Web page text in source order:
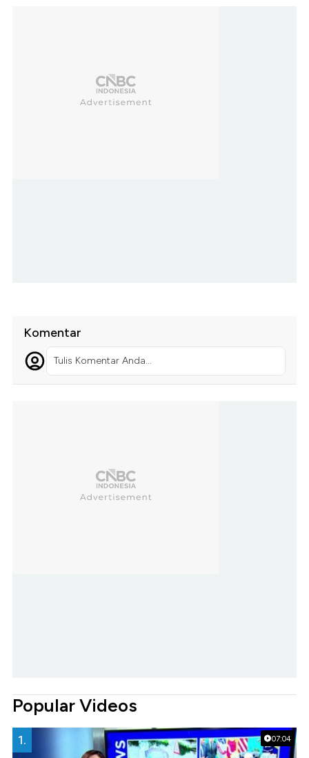
Komentar
Tulis Komentar Anda...
Popular Videos
07:04
1.